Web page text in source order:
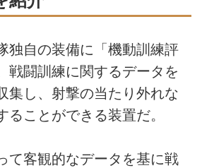
独自の装備に「機動訓練評
戦闘訓練に関するデータを
集し、射撃の当たり外れな
ることができる装置だ。
て客観的なデータを基に戦